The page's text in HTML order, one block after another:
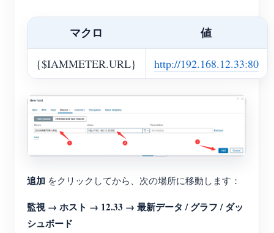
マクロ 値
{$IAMMETER.URL} http://192.168.12.33:80
追加 をクリックしてから、次の場所に移動します：
監視 → ホスト → 12.33 → 最新データ / グラフ / ダッ
シュボード